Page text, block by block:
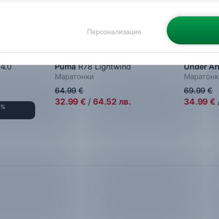
от опцията за Персонализация.
Персонализация
PumaR78 Lightwind
Маратонки
64.99 €
32.99 € / 64.52 лв.
Under
69.99 €
34.99 €